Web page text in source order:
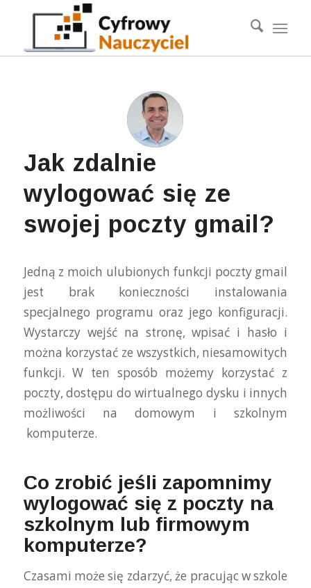
Jak zdalnie
wylogować się ze
swojej poczty gmail?
Jedną z moich ulubionych funkcji poczty gmail
jest brak konieczności instalowania
specjalnego programu oraz jego konfiguracji.
Wystarczy wejść na stronę, wpisać i hasło i
można korzystać ze wszystkich, niesamowitych
funkcji. W ten sposób możemy korzystać z
poczty, dostępu do wirtualnego dysku i innych
możliwości na domowym i szkolnym
komputerze.
Co zrobić jeśli zapomnimy
wylogować się z poczty na
szkolnym lub firmowym
komputerze?
Czasami może się zdarzyć, że pracując w szkole